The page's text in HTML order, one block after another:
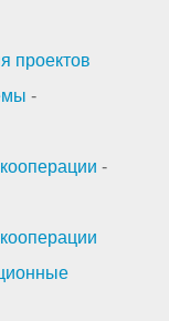
проектов
-
-